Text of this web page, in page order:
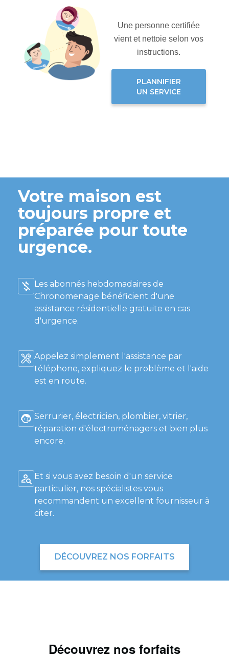
Une personne certifiée
vient et nettoie selon vos
instructions.
PLANNIFIER
UN SERVICE
Votre maison est
toujours propre et
préparée pour toute
urgence.
Les abonnés hebdomadaires de
Chronomenage bénéficient d'une
assistance résidentielle gratuite en cas
d'urgence.
Appelez simplement l'assistance par
téléphone, expliquez le problème et l'aide
est en route.
Serrurier, électricien, plombier, vitrier,
réparation d'électroménagers et bien plus
encore.
Et si vous avez besoin d'un service
particulier, nos spécialistes vous
recommandent un excellent fournisseur à
citer.
DÉCOUVREZ NOS FORFAITS
Découvrez nos forfaits